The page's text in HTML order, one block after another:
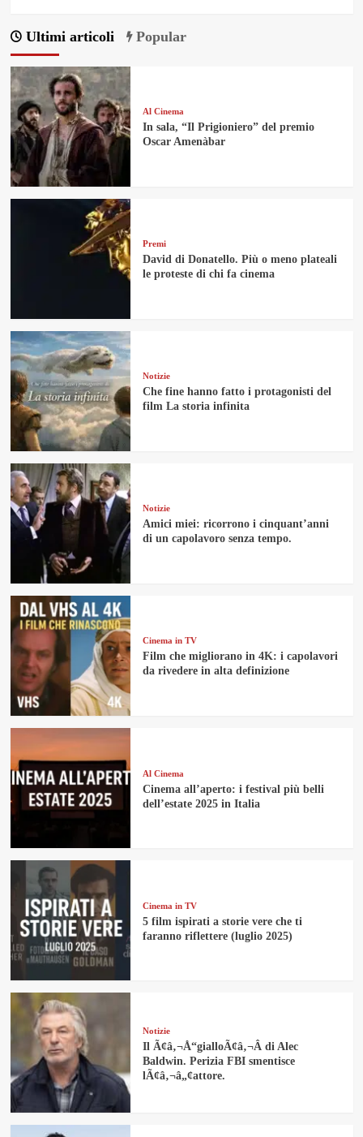
Ultimi articoli Popular
Al Cinema
In sala, “Il Prigioniero” del premio
Oscar Amenàbar
Premi
David di Donatello. Più o meno plateali
le proteste di chi fa cinema
Notizie
Che fine hanno fatto i protagonisti del
film La storia infinita
Notizie
Amici miei: ricorrono i cinquant’anni
di un capolavoro senza tempo.
Cinema in TV
Film che migliorano in 4K: i capolavori
da rivedere in alta definizione
Al Cinema
Cinema all’aperto: i festival più belli
dell’estate 2025 in Italia
Cinema in TV
5 film ispirati a storie vere che ti
faranno riflettere (luglio 2025)
Notizie
Il Ã¢â‚¬Å“gialloÃ¢â‚¬Â di Alec
Baldwin. Perizia FBI smentisce
lÃ¢â‚¬â„¢attore.